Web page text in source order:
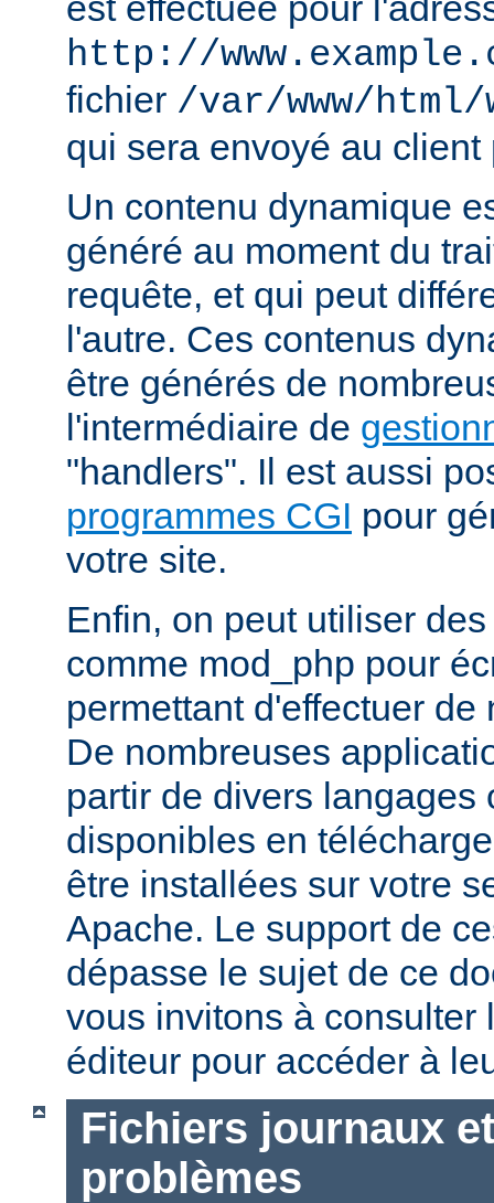
http://
fichier /var/www/
qui sera envoyé au client
Un contenu dynamique
généré au moment du
requête, et qui peut
l'autre. Ces contenus
être générés de
l'intermédiaire de
"handlers". Il est aussi
programmes CGI pour
votre site.
Enfin, on peut utiliser
comme mod_php pour
permettant d'effectuer
De nombreuses
partir de divers langages
disponibles en
être installées sur votre
Apache. Le support de
dépasse le sujet de ce
vous invitons à consulter
éditeur pour accéder à
Fichiers journaux
problèmes